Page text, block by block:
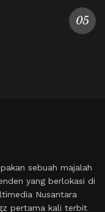
sebuah majalah
yang berlokasi di
Nusantara
pertama kali terbit